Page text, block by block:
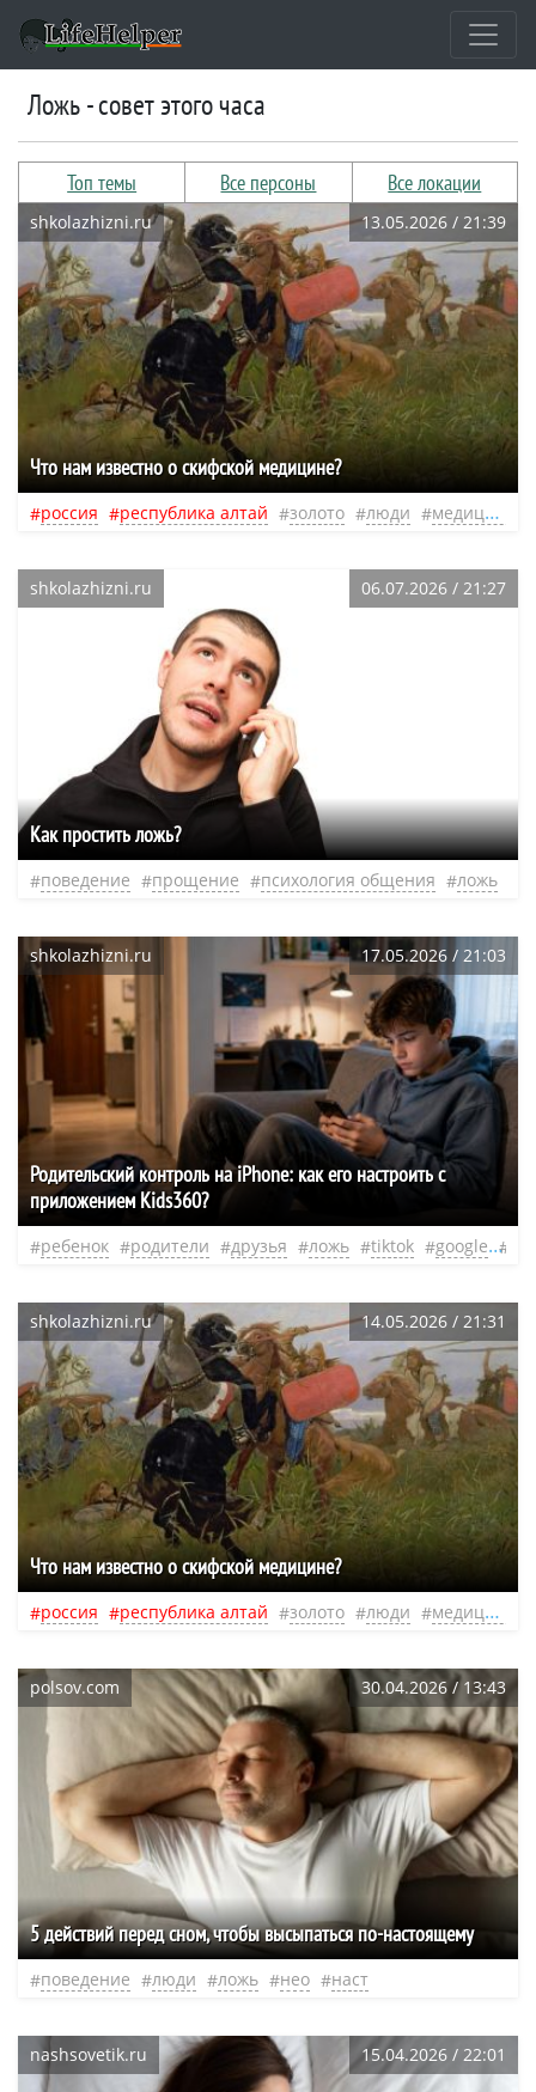
ложь - совет этого часа
Топ темы Все персоны Все локации
shkolazhizni.ru 13.05.2026 / 21:39
Что нам известно о скифской медицине?
россия республика алтай золото люди медицина
shkolazhizni.ru 06.07.2026 / 21:27
Как простить ложь?
поведение прощение психология общения ложь
shkolazhizni.ru 17.05.2026 / 21:03
Родительский контроль на iPhone: как его настроить с
приложением Kids360?
ребенок родители друзья ложь tiktok google
shkolazhizni.ru 14.05.2026 / 21:31
Что нам известно о скифской медицине?
россия республика алтай золото люди медицина
polsov.com 30.04.2026 / 13:43
​5 действий перед сном, чтобы высыпаться по-настоящему
поведение люди ложь нео наст
nashsovetik.ru 15.04.2026 / 22:01